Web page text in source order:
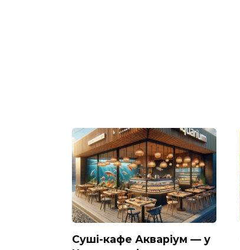
Суші-кафе Акваріум — у